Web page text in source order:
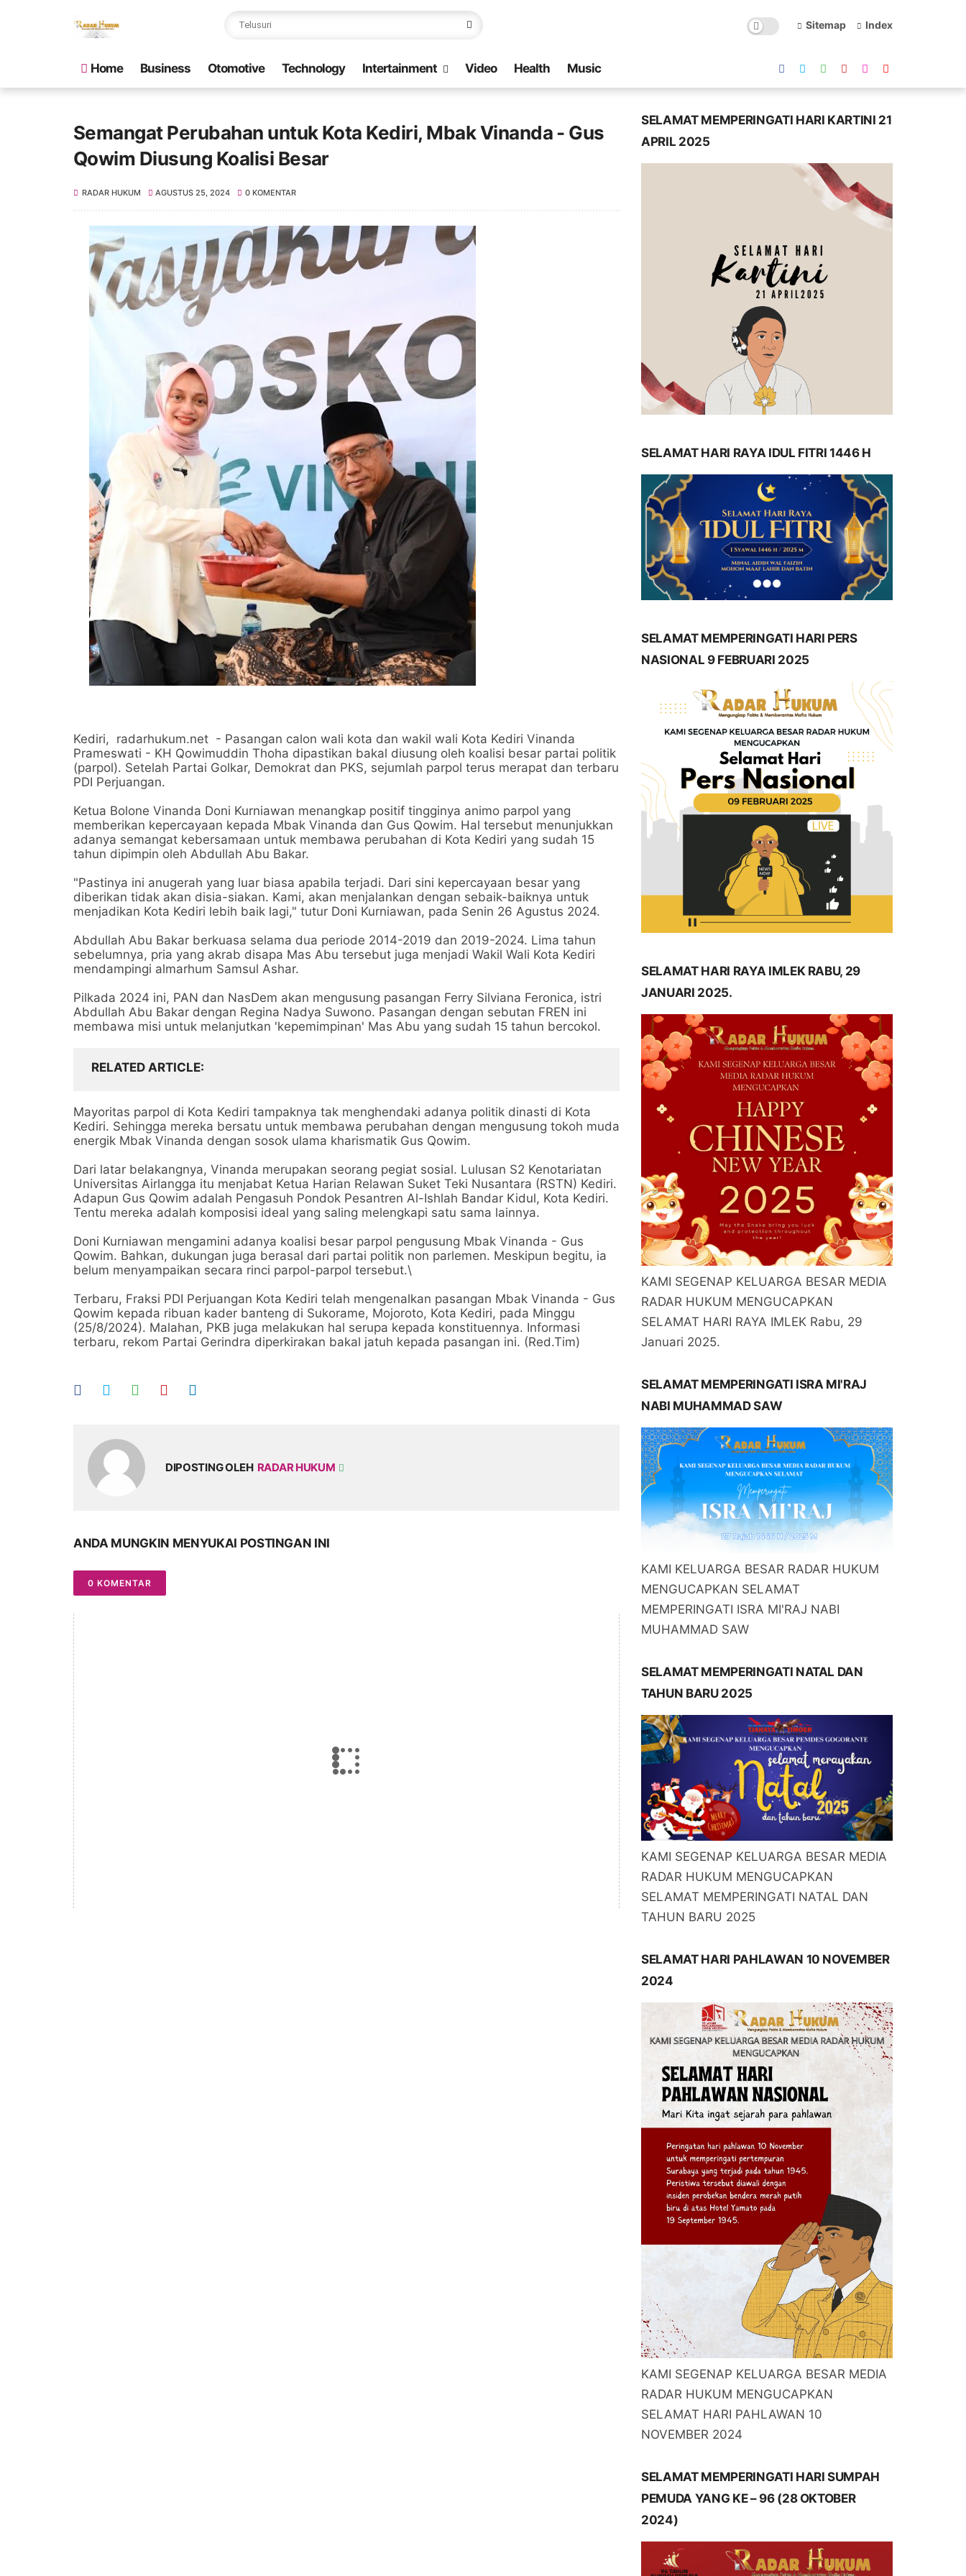
Sitemap Index
Home Business Otomotive Technology Intertainment Video Health Music
Semangat Perubahan untuk Kota Kediri, Mbak Vinanda - Gus
Qowim Diusung Koalisi Besar
RADAR HUKUM AGUSTUS 25, 2024 0 KOMENTAR
Kediri, radarhukum.net - Pasangan calon wali kota dan wakil wali Kota Kediri Vinanda
Prameswati - KH Qowimuddin Thoha dipastikan bakal diusung oleh koalisi besar partai politik
(parpol). Setelah Partai Golkar, Demokrat dan PKS, sejumlah parpol terus merapat dan terbaru
PDI Perjuangan.
Ketua Bolone Vinanda Doni Kurniawan menangkap positif tingginya animo parpol yang
memberikan kepercayaan kepada Mbak Vinanda dan Gus Qowim. Hal tersebut menunjukkan
adanya semangat kebersamaan untuk membawa perubahan di Kota Kediri yang sudah 15
tahun dipimpin oleh Abdullah Abu Bakar.
"Pastinya ini anugerah yang luar biasa apabila terjadi. Dari sini kepercayaan besar yang
diberikan tidak akan disia-siakan. Kami, akan menjalankan dengan sebaik-baiknya untuk
menjadikan Kota Kediri lebih baik lagi," tutur Doni Kurniawan, pada Senin 26 Agustus 2024.
Abdullah Abu Bakar berkuasa selama dua periode 2014-2019 dan 2019-2024. Lima tahun
sebelumnya, pria yang akrab disapa Mas Abu tersebut juga menjadi Wakil Wali Kota Kediri
mendampingi almarhum Samsul Ashar.
Pilkada 2024 ini, PAN dan NasDem akan mengusung pasangan Ferry Silviana Feronica, istri
Abdullah Abu Bakar dengan Regina Nadya Suwono. Pasangan dengan sebutan FREN ini
membawa misi untuk melanjutkan 'kepemimpinan' Mas Abu yang sudah 15 tahun bercokol.
RELATED ARTICLE
Mayoritas parpol di Kota Kediri tampaknya tak menghendaki adanya politik dinasti di Kota
Kediri. Sehingga mereka bersatu untuk membawa perubahan dengan mengusung tokoh muda
energik Mbak Vinanda dengan sosok ulama kharismatik Gus Qowim.
Dari latar belakangnya, Vinanda merupakan seorang pegiat sosial. Lulusan S2 Kenotariatan
Universitas Airlangga itu menjabat Ketua Harian Relawan Suket Teki Nusantara (RSTN) Kediri.
Adapun Gus Qowim adalah Pengasuh Pondok Pesantren Al-Ishlah Bandar Kidul, Kota Kediri.
Tentu mereka adalah komposisi ideal yang saling melengkapi satu sama lainnya.
Doni Kurniawan mengamini adanya koalisi besar parpol pengusung Mbak Vinanda - Gus
Qowim. Bahkan, dukungan juga berasal dari partai politik non parlemen. Meskipun begitu, ia
belum menyampaikan secara rinci parpol-parpol tersebut.\
Terbaru, Fraksi PDI Perjuangan Kota Kediri telah mengenalkan pasangan Mbak Vinanda - Gus
Qowim kepada ribuan kader banteng di Sukorame, Mojoroto, Kota Kediri, pada Minggu
(25/8/2024). Malahan, PKB juga melakukan hal serupa kepada konstituennya. Informasi
terbaru, rekom Partai Gerindra diperkirakan bakal jatuh kepada pasangan ini. (Red.Tim)
DIPOSTING OLEH RADAR HUKUM
ANDA MUNGKIN MENYUKAI POSTINGAN INI
0 KOMENTAR
SELAMAT MEMPERINGATI HARI KARTINI 21
APRIL 2025
SELAMAT HARI RAYA IDUL FITRI 1446 H
SELAMAT MEMPERINGATI HARI PERS
NASIONAL 9 FEBRUARI 2025
SELAMAT HARI RAYA IMLEK RABU, 29
JANUARI 2025.
KAMI SEGENAP KELUARGA BESAR MEDIA
RADAR HUKUM MENGUCAPKAN
SELAMAT HARI RAYA IMLEK Rabu, 29
Januari 2025.
SELAMAT MEMPERINGATI ISRA MI'RAJ
NABI MUHAMMAD SAW
KAMI KELUARGA BESAR RADAR HUKUM
MENGUCAPKAN SELAMAT
MEMPERINGATI ISRA MI'RAJ NABI
MUHAMMAD SAW
SELAMAT MEMPERINGATI NATAL DAN
TAHUN BARU 2025
KAMI SEGENAP KELUARGA BESAR MEDIA
RADAR HUKUM MENGUCAPKAN
SELAMAT MEMPERINGATI NATAL DAN
TAHUN BARU 2025
SELAMAT HARI PAHLAWAN 10 NOVEMBER
2024
KAMI SEGENAP KELUARGA BESAR MEDIA
RADAR HUKUM MENGUCAPKAN
SELAMAT HARI PAHLAWAN 10
NOVEMBER 2024
SELAMAT MEMPERINGATI HARI SUMPAH
PEMUDA YANG KE – 96 (28 OKTOBER
2024)